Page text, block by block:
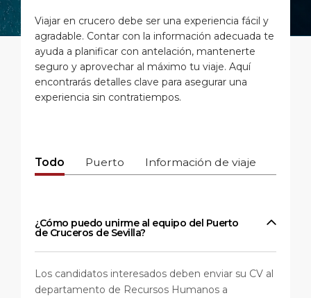
Viajes Cortos
Consejos especiales
Días Festivos
SSMA
Estadísticas
Carrera
Centro de Medios
Contacto
PUERTO
ACERCA DE
Viajar en crucero debe ser una experiencia fácil y
agradable. Contar con la información adecuada te
ayuda a planificar con antelación, mantenerte
seguro y aprovechar al máximo tu viaje. Aquí
encontrarás detalles clave para asegurar una
experiencia sin contratiempos.
Todo Puerto Información de viaje
¿Cómo puedo unirme al equipo del Puerto
de Cruceros de Sevilla?
Los candidatos interesados deben enviar su CV al
departamento de Recursos Humanos a